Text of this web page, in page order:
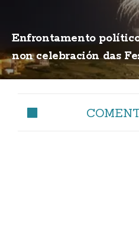
Enfrontamento
non celebración das